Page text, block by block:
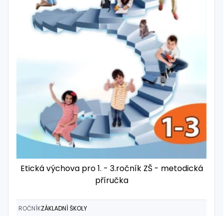
Etická výchova pro 1. - 3.ročník ZŠ - metodická
příručka
ROČNÍKZÁKLADNÍ ŠKOLY